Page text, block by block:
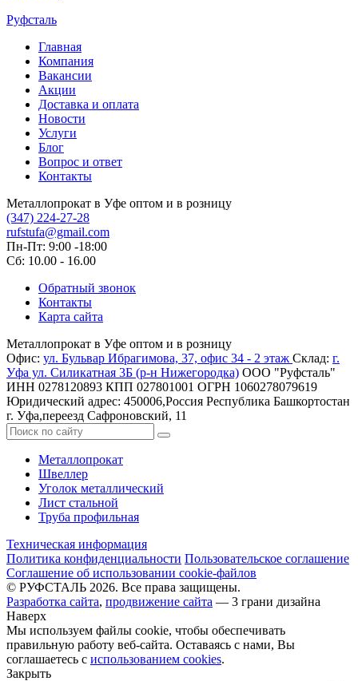
Руфсталь
Главная
Компания
Вакансии
Акции
Доставка и оплата
Новости
Услуги
Блог
Вопрос и ответ
Контакты
Металлопрокат в Уфе оптом и в розницу
(347) 224-27-28
rufstufa@gmail.com
Пн-Пт: 9:00 -18:00
Сб: 10.00 - 16.00
Обратный звонок
Контакты
Карта сайта
Металлопрокат в Уфе оптом и в розницу
Офис: ул. Бульвар Ибрагимова, 37, офис 34 - 2 этаж Склад: г.
Уфа ул. Силикатная 3Б (р-н Нижегородка) ООО "Руфсталь"
ИНН 0278120893 КПП 027801001 ОГРН 1060278079619
Юридический адрес: 450006,Россия Республика Башкортостан
г. Уфа,переезд Сафроновский, 11
Металлопрокат
Швеллер
Уголок металлический
Лист стальной
Труба профильная
Техническая информация
Политика конфиденциальности Пользовательское соглашение
Соглашение об использовании cookie-файлов
© РУФСТАЛЬ 2026. Все права защищены.
Разработка сайта, продвижение сайта — 3 грани дизайна
Наверх
Мы используем файлы cookie, чтобы обеспечивать
правильную работу веб-сайта. Оставаясь с нами, Вы
соглашаетесь с использованием cookies.
Закрыть